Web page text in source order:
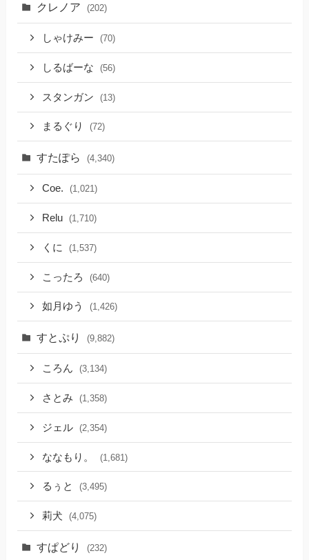
クレノア (202)
しゃけみー (70)
しるばーな (56)
スタンガン (13)
まるぐり (72)
すたぽら (4,340)
Coe. (1,021)
Relu (1,710)
くに (1,537)
こったろ (640)
如月ゆう (1,426)
すとぷり (9,882)
ころん (3,134)
さとみ (1,358)
ジェル (2,354)
ななもり。 (1,681)
るぅと (3,495)
莉犬 (4,075)
すぱどり (232)